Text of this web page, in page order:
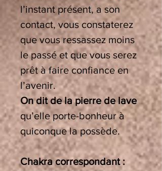
l’instant présent, a son
contact, vous constaterez
que vous ressassez moins
le passé et que vous serez
prêt à faire confiance en
l’avenir.
On dit de la pierre de lave
qu’elle porte-bonheur à
quiconque la possède.
Chakra correspondant :